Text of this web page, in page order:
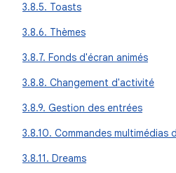
3.8.5. Toasts
3.8.6. Thèmes
3.8.7. Fonds d'écran animés
3.8.8. Changement d'activité
3.8.9. Gestion des entrées
3.8.10. Commandes multimédias
3.8.11. Dreams